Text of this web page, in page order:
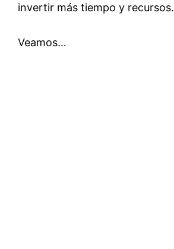
invertir más tiempo y recursos.
Veamos…